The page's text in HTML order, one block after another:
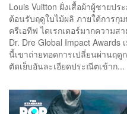
Louis Vuitton ฝั่งเสื้อผ้าผู้ชายป
ต้อนรับฤดูใบไม้ผลิ ภายใต้การกุ
ครีเอทีฟ ไดเรกเตอร์มากความส
Dr. Dre Global Impact
นี้เขาถ่ายทอดการเปลี่ยนผ่านฤ
ตัดเย็บอันละเอียดประณีตเข้าก...